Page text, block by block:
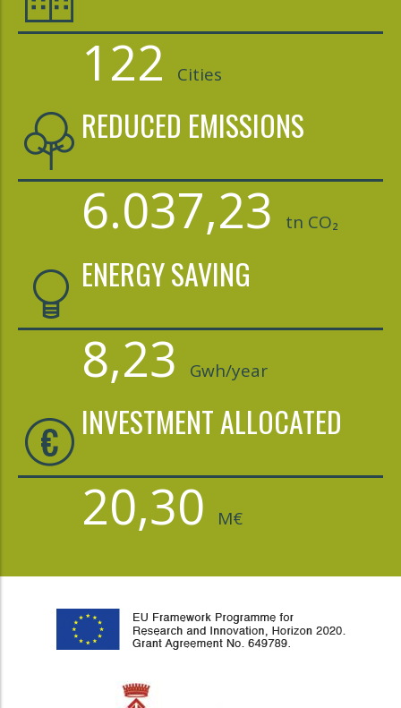
122 Cities
REDUCED EMISSIONS
6.037,23 tn CO₂
ENERGY SAVING
8,23 Gwh/year
INVESTMENT ALLOCATED
20,30 M€